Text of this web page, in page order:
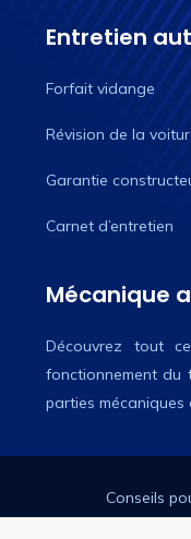
Entretien
Forfait vidange
Révision de la
Garantie
Carnet d’entretien
Mécanique
Découvrez tout
fonctionnement du
parties mécaniques
Conseils